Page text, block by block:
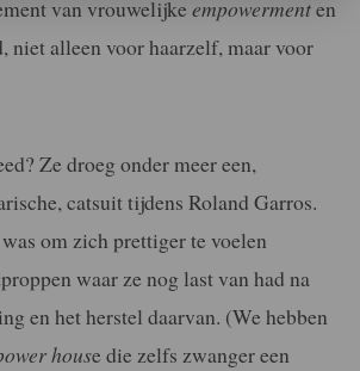
van vrouwelijkeempowermenten
niet alleen voor haarzelf, maar voor
Ze droeg onder meer een,
catsuit tijdens Roland Garros.
om zich prettiger te voelen
waar ze nog last van had na
en het herstel daarvan. (We hebben
house die zelfs zwanger een